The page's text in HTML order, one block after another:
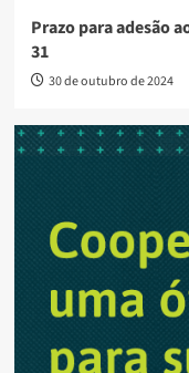
Prazo para adesão
31
30 de outubro de 2024